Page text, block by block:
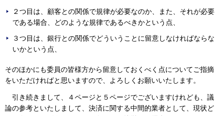
２つ目は、顧客との関係で規律が必要なのか、また、それが必要
である場合、どのような規律であるべきかという点、
３つ目は、銀行との関係でどういうことに留意しなければならな
いかという点、
そのほかにも委員の皆様方から留意しておくべく点についてご指摘
をいただければと思いますので、よろしくお願いいたします。
引き続きまして、４ページと５ページでございますけれども、議
論の参考といたしまして、決済に関する中間的業者として、現状ど